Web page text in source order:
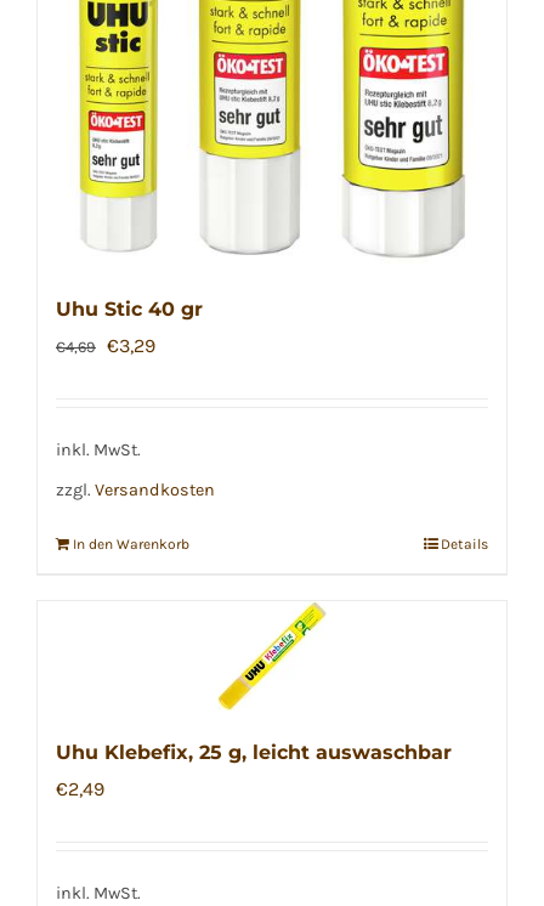
Uhu Stic 40 gr
€4,69 Ursprünglicher
€4,69
€3,29Aktueller
inkl. MwSt.
zzgl. Versandkosten
In den Warenkorb Details
Uhu Klebefix, 25 g, leicht auswaschbar
€2,49
inkl. MwSt.